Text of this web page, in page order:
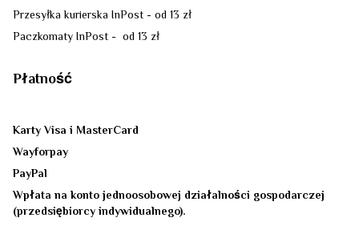
Przesyłka kurierska InPost - od 13 zł
Paczkomaty InPost - od 13 zł
Płatność
Karty Visa i MasterCard
Wayforpay
PayPal
Wpłata na konto jednoosobowej działalności gospodarczej
(przedsiębiorcy indywidualnego).